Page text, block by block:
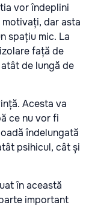
vor îndeplini
dar asta
spațiu mic. La
față de
de lungă de
Acesta va
ce nu vor fi
îndelungată
psihicul, cât și
în această
important